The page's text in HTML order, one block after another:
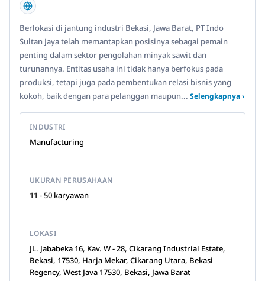
Berlokasi di jantung industri Bekasi, Jawa Barat, PT Indo
Sultan Jaya telah memantapkan posisinya sebagai pemain
penting dalam sektor pengolahan minyak sawit dan
turunannya. Entitas usaha ini tidak hanya berfokus pada
produksi, tetapi juga pada pembentukan relasi bisnis yang
kokoh, baik dengan para pelanggan maupun... Selengkapnya ›
INDUSTRI
Manufacturing
UKURAN PERUSAHAAN
11 - 50 karyawan
LOKASI
JL. Jababeka 16, Kav. W - 28, Cikarang Industrial Estate,
Bekasi, 17530, Harja Mekar, Cikarang Utara, Bekasi
Regency, West Java 17530, Bekasi, Jawa Barat